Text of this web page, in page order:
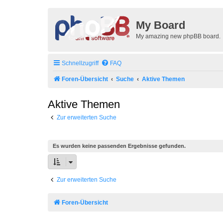
My Board
My amazing new phpBB board.
Schnellzugriff FAQ
Foren-Übersicht Suche Aktive Themen
Aktive Themen
Zur erweiterten Suche
Es wurden keine passenden Ergebnisse gefunden.
Zur erweiterten Suche
Foren-Übersicht